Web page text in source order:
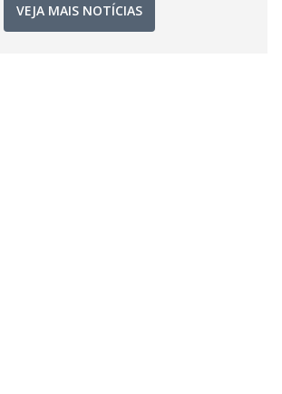
VEJA MAIS NOTÍCIAS